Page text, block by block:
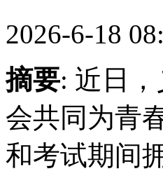
2026-6-18
摘要: 近日
会共同为青
和考试期间